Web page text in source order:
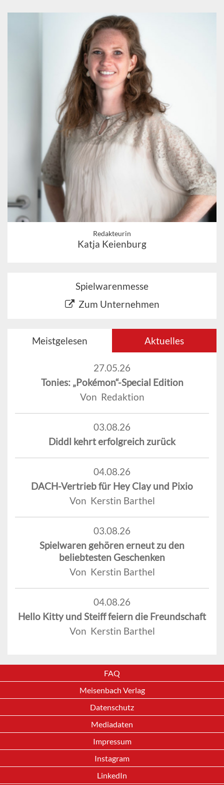
Redakteurin
Katja Keienburg
Spielwarenmesse
Zum Unternehmen
Meistgelesen Aktuelles
27.05.26
Tonies: „Pokémon“-Special Edition
Von Redaktion
03.08.26
Diddl kehrt erfolgreich zurück
04.08.26
DACH-Vertrieb für Hey Clay und Pixio
Von Kerstin Barthel
03.08.26
Spielwaren gehören erneut zu den
beliebtesten Geschenken
Von Kerstin Barthel
04.08.26
Hello Kitty und Steiff feiern die Freundschaft
Von Kerstin Barthel
FAQ
Meisenbach Verlag
Datenschutz
Mediadaten
Impressum
Instagram
LinkedIn